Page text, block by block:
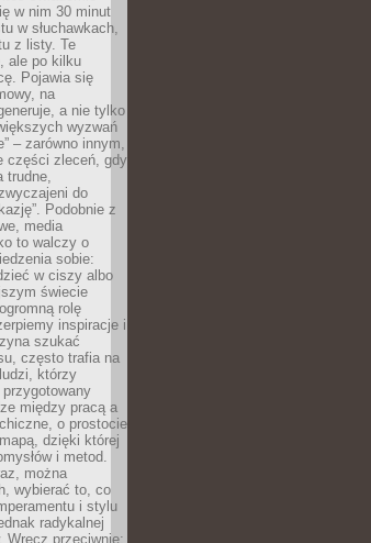
w nim 30 minut
w słuchawkach,
z listy. Te
ale po kilku
Pojawia się
na
a nie tylko
wyzwań
– zarówno innym,
części zleceń, gdy
trudne,
do
Podobnie z
media
to walczy o
sobie:
w ciszy albo
świecie
rolę
inspiracje i
szukać
często trafia na
którzy
między pracą a
o prostocie
dzięki której
i metod.
można
wybierać to, co
i stylu
radykalnej
Wręcz przeciwnie: